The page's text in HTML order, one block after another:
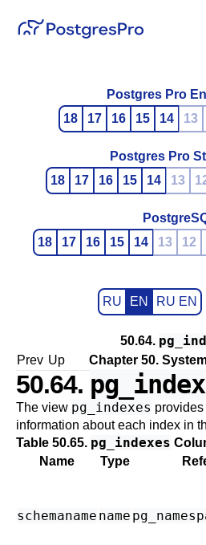
Postgres Pro
18
17 16 15 14 13
Postgres Pro
18
17 16 15 14 13
18
17 16 15 14 13 12
RU EN RU EN
50.64.
Prev Up Chapter 50.
50.64.
The view pg_indexes provides
information about each index in
Table 50.65. pg_indexes
Name
Type
schemaname name